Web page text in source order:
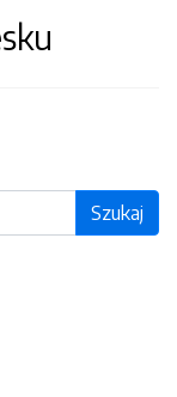
Szukaj